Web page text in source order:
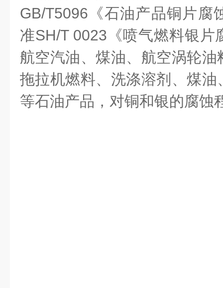
GB/T5096《石油产品铜片腐
准SH/T 0023《喷气燃料银片
航空汽油、煤油、航空涡轮
拖拉机燃料、洗涤溶剂、煤
等石油产品，对铜和银的腐蚀